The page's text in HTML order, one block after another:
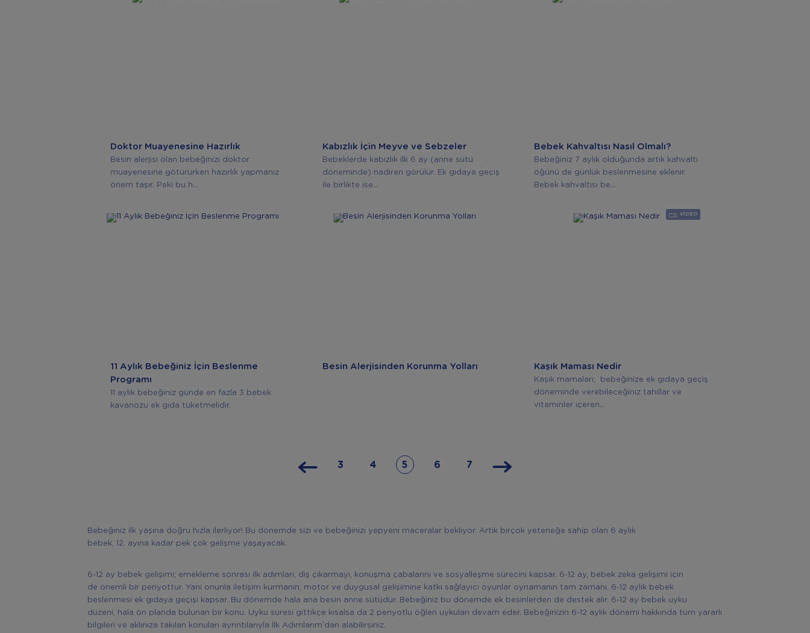
Doktor Muayenesine Hazırlık
Besin alerjisi olan bebeğinizi doktor
muayenesine götürürken hazırlık yapmanız
önem taşır. Peki bu h...
Kabızlık İçin Meyve ve Sebzeler
Bebeklerde kabızlık ilk 6 ay (anne sütü
döneminde) nadiren görülür. Ek gıdaya geçiş
ile birlikte ise...
Bebek Kahvaltısı Nasıl Olmalı?
Bebeğiniz 7 aylık olduğunda artık kahvaltı
öğünü de günlük beslenmesine eklenir.
Bebek kahvaltısı be...
11 Aylık Bebeğiniz İçin Beslenme
Programı
11 aylık bebeğiniz günde en fazla 3 bebek
kavanozu ek gıda tüketmelidir.
Besin Alerjisinden Korunma Yolları
VIDEO
Kaşık Maması Nedir
Kaşık mamaları; bebeğinize ek gıdaya geçiş
döneminde verebileceğiniz tahıllar ve
vitaminler içeren...
3 4 5 6 7
Bebeğiniz ilk yaşına doğru hızla ilerliyor! Bu dönemde sizi ve bebeğinizi yepyeni maceralar bekliyor. Artık birçok yeteneğe sahip olan 6 aylık
bebek, 12. ayına kadar pek çok gelişme yaşayacak.
6-12 ay bebek gelişimi; emekleme sonrası ilk adımları, diş çıkarmayı, konuşma çabalarını ve sosyalleşme sürecini kapsar. 6-12 ay, bebek zeka gelişimi için
de önemli bir periyottur. Yani onunla iletişim kurmanın, motor ve duygusal gelişimine katkı sağlayıcı oyunlar oynamanın tam zamanı. 6-12 aylık bebek
beslenmesi ek gıdaya geçişi kapsar. Bu dönemde hala ana besin anne sütüdür. Bebeğiniz bu dönemde ek besinlerden de destek alır. 6-12 ay bebek uyku
düzeni, hala ön planda bulunan bir konu. Uyku süresi gittikçe kısalsa da 2 periyotlu öğlen uykuları devam eder. Bebeğinizin 6-12 aylık dönemi hakkında tüm yararlı
bilgileri ve aklınıza takılan konuları ayrıntılarıyla İlk Adımlarım’dan alabilirsiniz.